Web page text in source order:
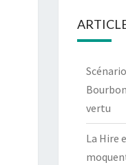
vertu
La Hire